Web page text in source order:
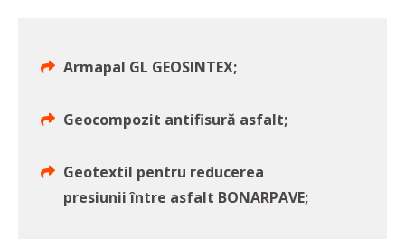
Armapal GL GEOSINTEX;
Geocompozit antifisură asfalt;
Geotextil pentru reducerea
presiunii între asfalt BONARPAVE;